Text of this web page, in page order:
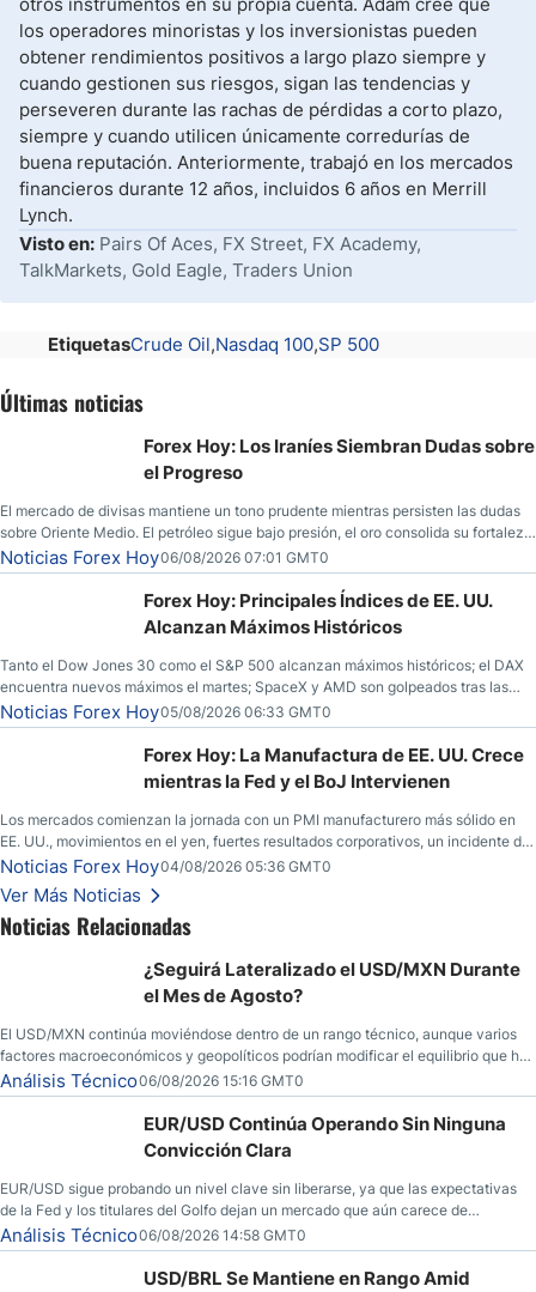
los operadores minoristas y los inversionistas pueden
obtener rendimientos positivos a largo plazo siempre y
cuando gestionen sus riesgos, sigan las tendencias y
perseveren durante las rachas de pérdidas a corto plazo,
siempre y cuando utilicen únicamente corredurías de
buena reputación. Anteriormente, trabajó en los mercados
financieros durante 12 años, incluidos 6 años en Merrill
Lynch.
Visto en: Pairs Of Aces, FX Street, FX Academy,
TalkMarkets, Gold Eagle, Traders Union
EtiquetasCrude Oil Nasdaq 100 SP 500
Últimas noticias
Forex Hoy: Los Iraníes Siembran Dudas sobre
el Progreso
El mercado de divisas mantiene un tono prudente mientras persisten las dudas
sobre Oriente Medio. El petróleo sigue bajo presión, el oro consolida su fortaleza
y los operadores esperan nuevas referencias económicas desde Estados
Unidos.
Noticias Forex Hoy06/08/2026 07:01 GMT0
Forex Hoy: Principales Índices de EE. UU.
Alcanzan Máximos Históricos
Tanto el Dow Jones 30 como el S&P 500 alcanzan máximos históricos; el DAX
encuentra nuevos máximos el martes; SpaceX y AMD son golpeados tras las
llamadas de ganancias; el petróleo crudo cae por debajo de los $80 con nuevas
esperanzas; el dólar estadounidense continúa intentando estabilizarse frente al
yen; el peso mexicano ve un repunte a medida que las tasas caen en EE. UU.
Noticias Forex Hoy05/08/2026 06:33 GMT0
Forex Hoy: La Manufactura de EE. UU. Crece
mientras la Fed y el BoJ Intervienen
Los mercados comienzan la jornada con un PMI manufacturero más sólido en
EE. UU., movimientos en el yen, fuertes resultados corporativos, un incidente de
seguridad en Bitcoin y nuevas señales desde el mercado del petróleo.
Noticias Forex Hoy04/08/2026 05:36 GMT0
Ver Más Noticias
Noticias Relacionadas
¿Seguirá Lateralizado el USD/MXN Durante
el Mes de Agosto?
El USD/MXN continúa moviéndose dentro de un rango técnico, aunque varios
factores macroeconómicos y geopolíticos podrían modificar el equilibrio que ha
dominado al mercado en las últimas semanas.
Análisis Técnico06/08/2026 15:16 GMT0
EUR/USD Continúa Operando Sin Ninguna
Convicción Clara
EUR/USD sigue probando un nivel clave sin liberarse, ya que las expectativas
de la Fed y los titulares del Golfo dejan un mercado que aún carece de
convicción real.
Análisis Técnico06/08/2026 14:58 GMT0
USD/BRL Se Mantiene en Rango Amid